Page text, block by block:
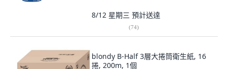
8/12 星期三 預計送達
(74)
blondy B-Half 3層大捲筒衛生紙, 16
捲, 200m, 1個